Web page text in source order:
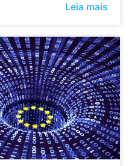
Leia mais